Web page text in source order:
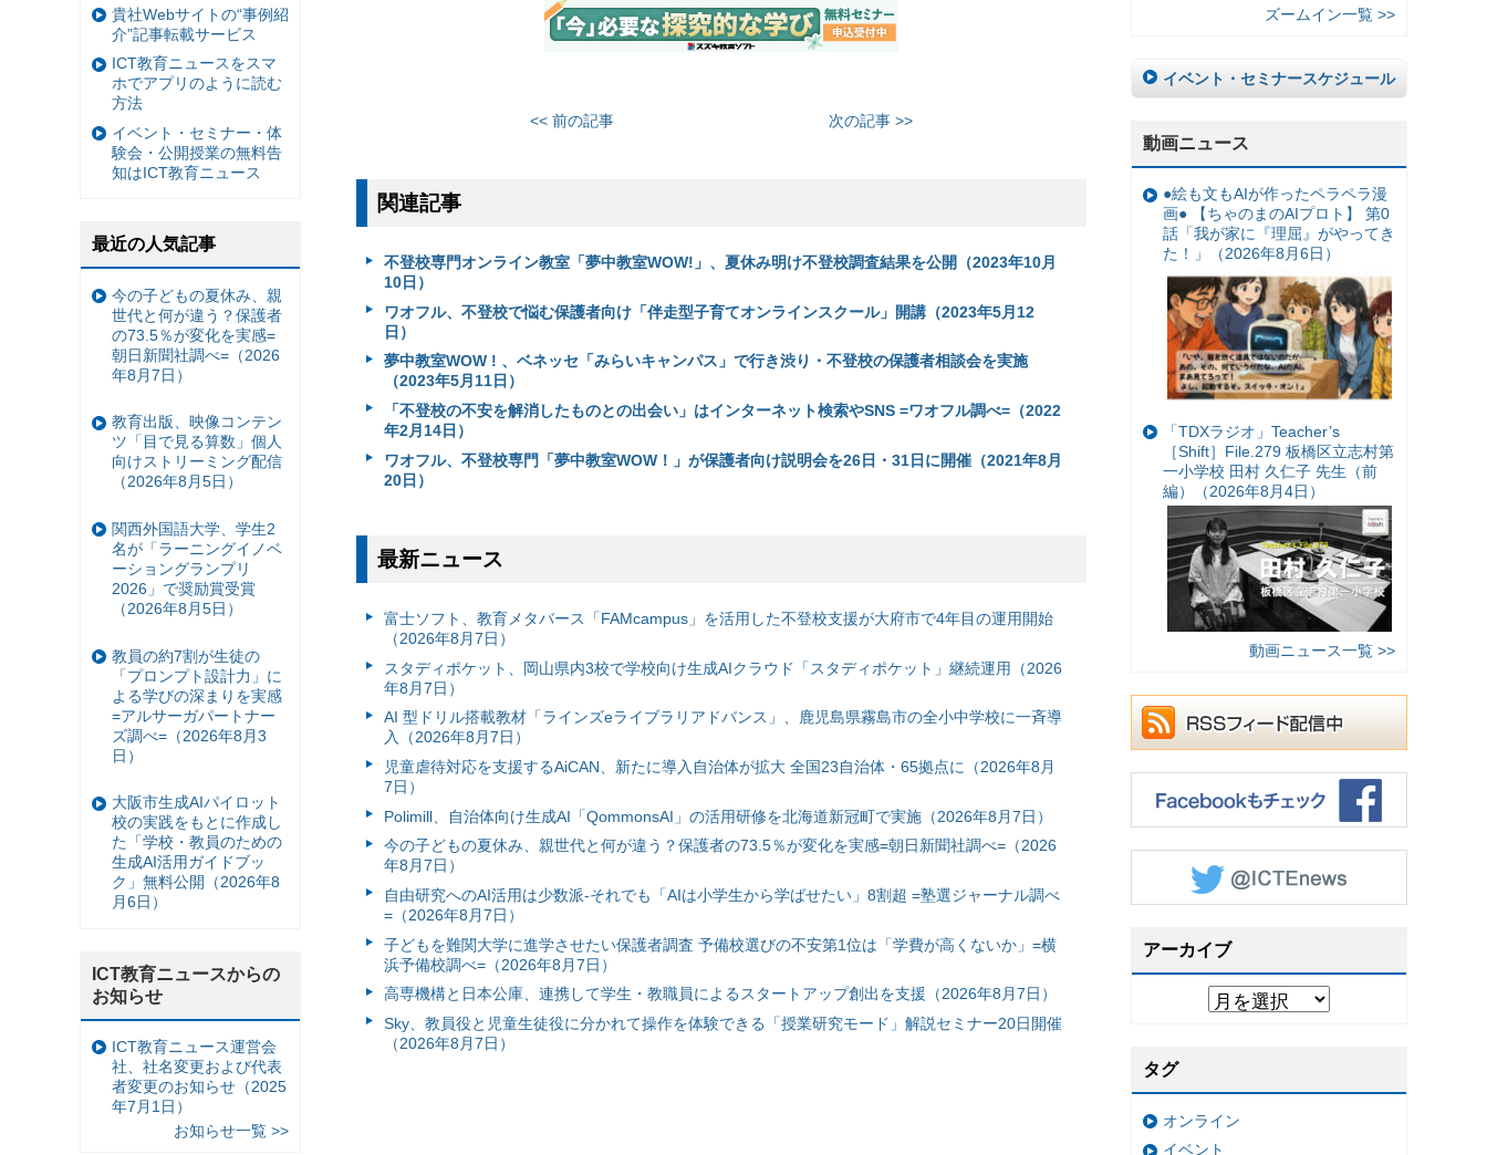
<< 前の記事 次の記事 >>
関連記事
不登校専門オンライン教室「夢中教室WOW!」、夏休み明け不登校調査結果を公開（2023年10月
10日）
ワオフル、不登校で悩む保護者向け「伴走型子育てオンラインスクール」開講（2023年5月12
日）
夢中教室WOW ! 、ベネッセ「みらいキャンパス」で行き渋り・不登校の保護者相談会を実施
（2023年5月11日）
「不登校の不安を解消したものとの出会い」はインターネット検索やSNS =ワオフル調べ=（2022
年2月14日）
ワオフル、不登校専門「夢中教室WOW！」が保護者向け説明会を26日・31日に開催（2021年8月
20日）
最新ニュース
富⼠ソフト、教育メタバース「FAMcampus」を活用した不登校支援が大府市で4年目の運用開始
（2026年8月7日）
スタディポケット、岡山県内3校で学校向け生成AIクラウド「スタディポケット」継続運用（2026
年8月7日）
AI 型ドリル搭載教材「ラインズeライブラリアドバンス」、鹿児島県霧島市の全小中学校に一斉導
入（2026年8月7日）
児童虐待対応を支援するAiCAN、新たに導入自治体が拡大 全国23自治体・65拠点に（2026年8月
7日）
Polimill、自治体向け生成AI「QommonsAI」の活用研修を北海道新冠町で実施（2026年8月7日）
今の子どもの夏休み、親世代と何が違う？保護者の73.5％が変化を実感=朝日新聞社調べ=（2026
年8月7日）
自由研究へのAI活用は少数派-それでも「AIは小学生から学ばせたい」8割超 =塾選ジャーナル調べ
=（2026年8月7日）
子どもを難関大学に進学させたい保護者調査 予備校選びの不安第1位は「学費が高くないか」=横
浜予備校調べ=（2026年8月7日）
高専機構と日本公庫、連携して学生・教職員によるスタートアップ創出を支援（2026年8月7日）
Sky、教員役と児童生徒役に分かれて操作を体験できる「授業研究モード」解説セミナー20日開催
（2026年8月7日）
ズームイン一覧 >>
イベント・セミナースケジュール
動画ニュース
●絵も文もAIが作ったペラペラ漫
画● 【ちゃのまのAIプロト】 第0
話「我が家に『理屈』がやってき
た！」（2026年8月6日）
「TDXラジオ」Teacher’s
［Shift］File.279 板橋区立志村第
一小学校 田村 久仁子 先生（前
編）（2026年8月4日）
動画ニュース一覧 >>
アーカイブ
タグ
オンライン
イベント
貴社Webサイトの“事例紹
介”記事転載サービス
ICT教育ニュースをスマ
ホでアプリのように読む
方法
イベント・セミナー・体
験会・公開授業の無料告
知はICT教育ニュース
最近の人気記事
今の子どもの夏休み、親
世代と何が違う？保護者
の73.5％が変化を実感=
朝日新聞社調べ=（2026
年8月7日）
教育出版、映像コンテン
ツ「目で見る算数」個人
向けストリーミング配信
（2026年8月5日）
関西外国語大学、学生2
名が「ラーニングイノベ
ーショングランプリ
2026」で奨励賞受賞
（2026年8月5日）
教員の約7割が生徒の
「プロンプト設計力」に
よる学びの深まりを実感
=アルサーガパートナー
ズ調べ=（2026年8月3
日）
大阪市生成AIパイロット
校の実践をもとに作成し
た「学校・教員のための
生成AI活用ガイドブッ
ク」無料公開（2026年8
月6日）
ICT教育ニュースからの
お知らせ
ICT教育ニュース運営会
社、社名変更および代表
者変更のお知らせ（2025
年7月1日）
お知らせ一覧 >>